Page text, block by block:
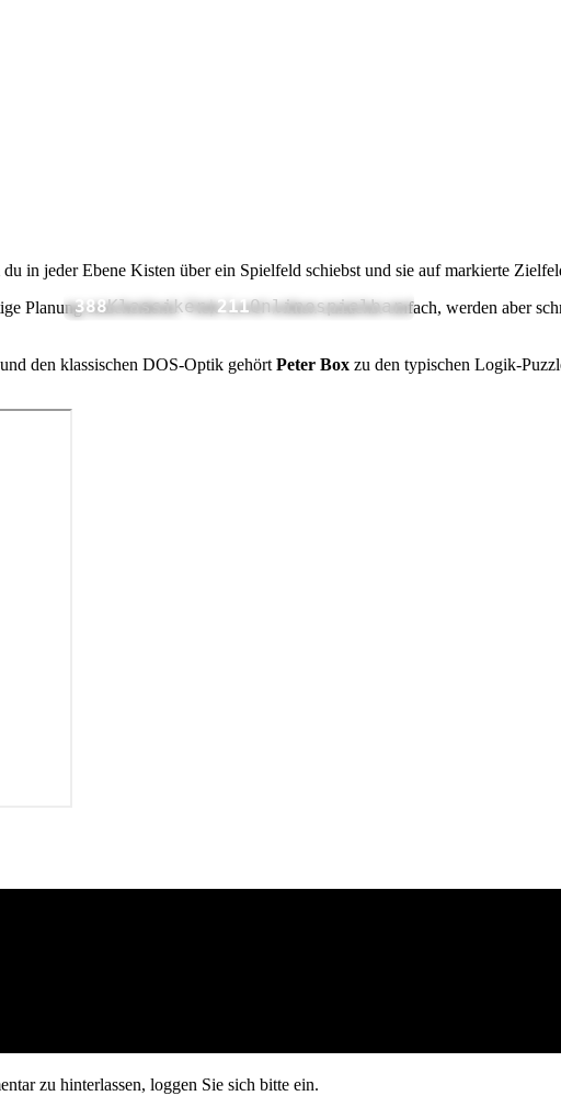
388Klassiker|211Onlinespielbar
in jeder Ebene Kisten über ein Spielfeld schiebst und sie auf markierte
Planung entscheidend. Viele Level wirken zunächst einfach, werden aber
den klassischen DOS-Optik gehört Peter Box zu den typischen Logik-
zu hinterlassen, loggen Sie sich bitte ein.